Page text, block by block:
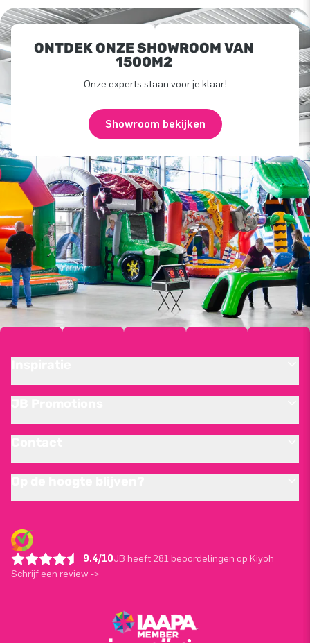
ONTDEK ONZE SHOWROOM VAN
1500M2
Onze experts staan voor je klaar!
Showroom bekijken
9.4/10JB heeft 281 beoordelingen op Kiyoh
Schrijf een review ->